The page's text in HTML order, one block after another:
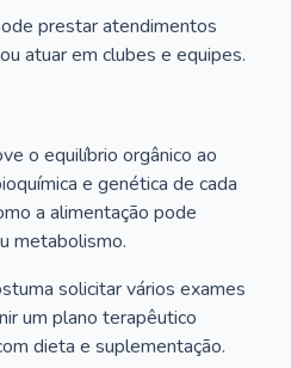
prestar atendimentos
atuar em clubes e equipes.
o equilíbrio orgânico ao
e genética de cada
a alimentação pode
metabolismo.
solicitar vários exames
um plano terapêutico
dieta e suplementação.